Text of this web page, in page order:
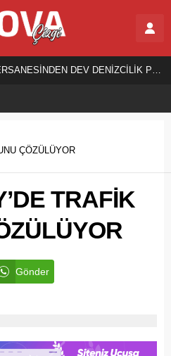
DEV DENİZCİLİK PROJESİ!
ÇÖZÜLÜYOR
TRAFİK
Gönder